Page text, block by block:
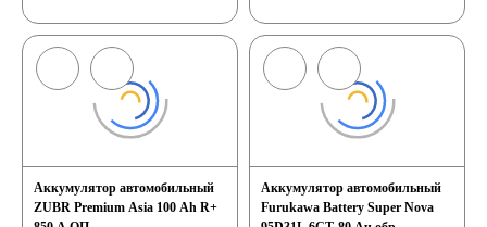
Аккумулятор автомобильный
ZUBR Premium Asia 100 Ah R+
Аккумулятор автомобильный
Furukawa Battery Super Nova